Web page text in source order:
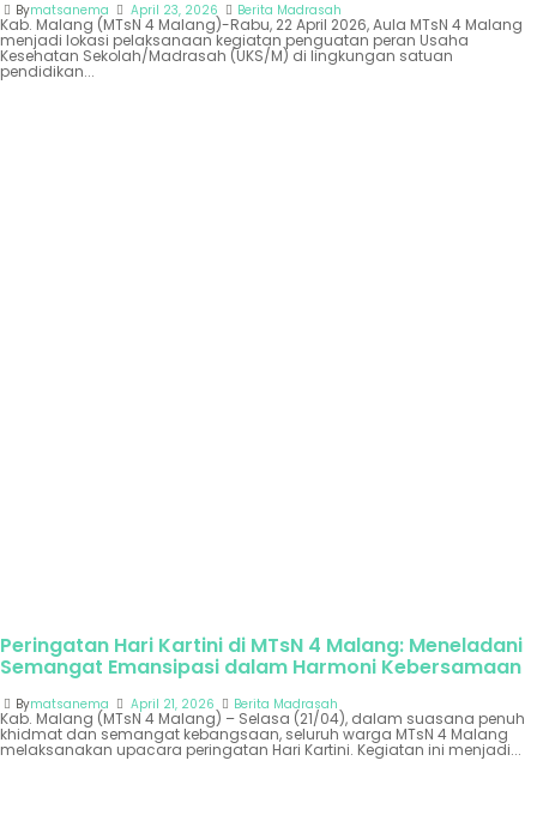
Bymatsanema April 23, 2026 Berita Madrasah
Kab. Malang (MTsN 4 Malang)-Rabu, 22 April 2026, Aula MTsN 4 Malang
menjadi lokasi pelaksanaan kegiatan penguatan peran Usaha
Kesehatan Sekolah/Madrasah (UKS/M) di lingkungan satuan
pendidikan...
Peringatan Hari Kartini di MTsN 4 Malang: Meneladani
Semangat Emansipasi dalam Harmoni Kebersamaan
Bymatsanema April 21, 2026 Berita Madrasah
Kab. Malang (MTsN 4 Malang) – Selasa (21/04), dalam suasana penuh
khidmat dan semangat kebangsaan, seluruh warga MTsN 4 Malang
melaksanakan upacara peringatan Hari Kartini. Kegiatan ini menjadi...